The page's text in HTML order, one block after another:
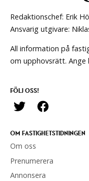
Redaktionschef: Erik
Ansvarig utgivare:
All information på
om upphovsrätt. Ange
FÖLJ OSS!
OM FASTIGHETSTIDNINGEN
Om oss
Prenumerera
Annonsera